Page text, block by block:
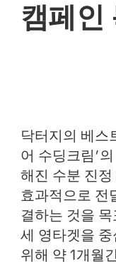
캠페인
닥터지의 베스
어 수딩크림’
해진 수분 진
효과적으로 전
결하는 것을
세 영타겟을
위해 약 1개월